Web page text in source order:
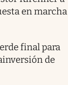
en marcha
final para
de